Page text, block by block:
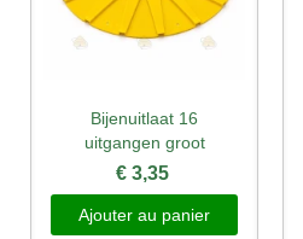
Bijenuitlaat 16
uitgangen groot
€ 3,35
Ajouter au panier